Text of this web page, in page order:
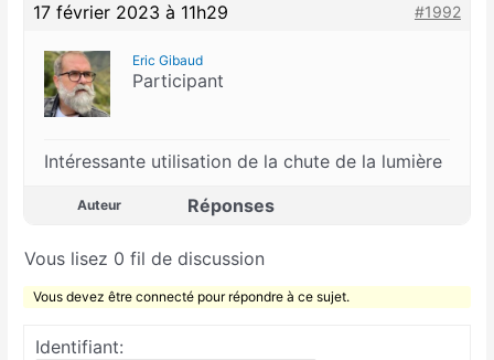
17 février 2023 à 11h29
#1992
Eric Gibaud
Participant
Intéressante utilisation de la chute de la lumière
Auteur Réponses
Vous lisez 0 fil de discussion
Vous devez être connecté pour répondre à ce sujet.
Identifiant: